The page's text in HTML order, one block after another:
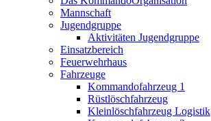
Mannschaft
Jugendgruppe
Aktivitäten Jugendgruppe
Einsatzbereich
Feuerwehrhaus
Fahrzeuge
Kommandofahrzeug 1
Rüstlöschfahrzeug
Kleinlöschfahrzeug Logistik